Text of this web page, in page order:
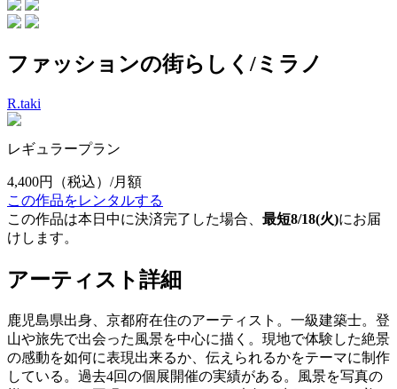
ファッションの街らしく/ミラノ
R.taki
レギュラープラン
4,400円
（税込）/月額
この作品をレンタルする
この作品は本日中に決済完了した場合、 最短8/18(火)にお届
けします。
アーティスト詳細
鹿児島県出身、京都府在住のアーティスト。一級建築士。登
山や旅先で出会った風景を中心に描く。現地で体験した絶景
の感動を如何に表現出来るか、伝えられるかをテーマに制作
している。過去4回の個展開催の実績がある。風景を写真の